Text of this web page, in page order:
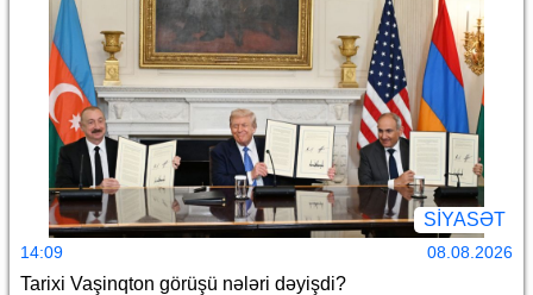
SİYASƏT
14:09 08.08.2026
Tarixi Vaşinqton görüşü nələri dəyişdi?